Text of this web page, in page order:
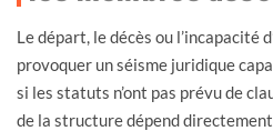
Le départ, le décès ou l’incapacité
provoquer un séisme juridique
si les statuts n’ont pas prévu de
de la structure dépend